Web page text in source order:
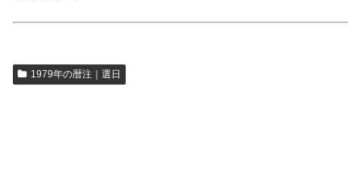
1979年の暦注｜選日